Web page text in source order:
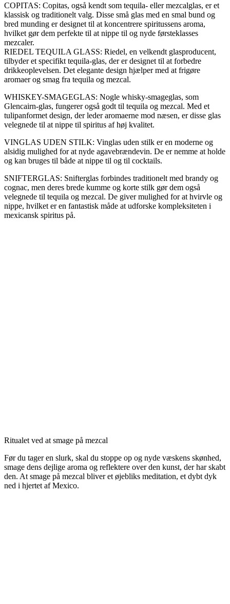
COPITAS: Copitas, også kendt som tequila- eller mezcalglas, er et
klassisk og traditionelt valg. Disse små glas med en smal bund og
bred munding er designet til at koncentrere spiritussens aroma,
hvilket gør dem perfekte til at nippe til og nyde førsteklasses
mezcaler.
RIEDEL TEQUILA GLASS: Riedel, en velkendt glasproducent,
tilbyder et specifikt tequila-glas, der er designet til at forbedre
drikkeoplevelsen. Det elegante design hjælper med at frigøre
aromaer og smag fra tequila og mezcal.
WHISKEY-SMAGEGLAS: Nogle whisky-smageglas, som
Glencairn-glas, fungerer også godt til tequila og mezcal. Med et
tulipanformet design, der leder aromaerne mod næsen, er disse glas
velegnede til at nippe til spiritus af høj kvalitet.
VINGLAS UDEN STILK: Vinglas uden stilk er en moderne og
alsidig mulighed for at nyde agavebrændevin. De er nemme at holde
og kan bruges til både at nippe til og til cocktails.
SNIFTERGLAS: Snifterglas forbindes traditionelt med brandy og
cognac, men deres brede kumme og korte stilk gør dem også
velegnede til tequila og mezcal. De giver mulighed for at hvirvle og
nippe, hvilket er en fantastisk måde at udforske kompleksiteten i
mexicansk spiritus på.
Ritualet ved at smage på mezcal
Før du tager en slurk, skal du stoppe op og nyde væskens skønhed,
smage dens dejlige aroma og reflektere over den kunst, der har skabt
den. At smage på mezcal bliver et øjebliks meditation, et dybt dyk
ned i hjertet af Mexico.